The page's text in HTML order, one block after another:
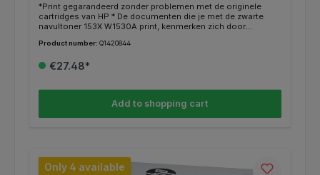
*Print gegarandeerd zonder problemen met de originele
cartridges van HP * De documenten die je met de zwarte
navultoner 153X W1530A print, kenmerken zich door
tot 5000 pagina’s. * Binnen de HP printers heb je vaak de
XL/HC (high capacity) te gebruiken voor nog meer en
Product number: Q1420844
€27.48*
Add to shopping cart
Only 4 available